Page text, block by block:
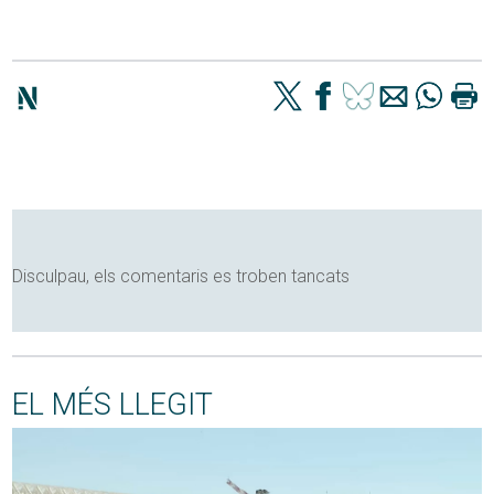
Disculpau, els comentaris es troben tancats
EL MÉS LLEGIT